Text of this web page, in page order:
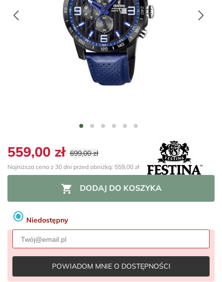
559,00 zł 699,00 zł
Najniższa cena z 30 dni przed obniżką: 559,00 zł
 DODAJ DO KOSZYKA
radio_button_checked Niedostępny
POWIADOM MNIE O DOSTĘPNOŚCI